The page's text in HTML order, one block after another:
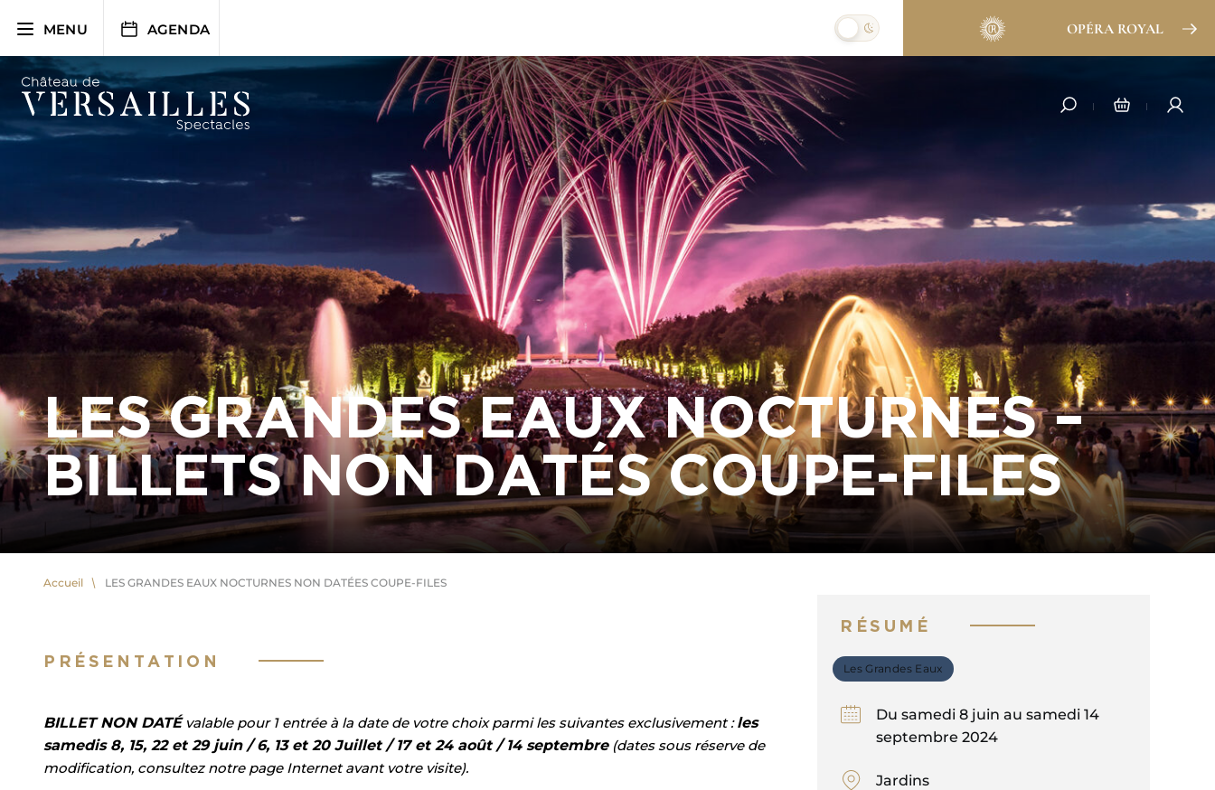
MENU AGENDA OPÉRA ROYAL
LES GRANDES EAUX NOCTURNES –
BILLETS NON DATÉS COUPE-FILES
Accueil LES GRANDES EAUX NOCTURNES NON DATÉES COUPE-FILES
PRÉSENTATION
BILLET NON DATÉvalable pour 1 entrée à la date de votre choix parmi les suivantes exclusivement :les
samedis 8, 15, 22 et 29 juin / 6, 13 et 20 Juillet / 17 et 24 août / 14 septembre(dates sous réserve de
modification, consultez notre page Internet avant votre visite).
RÉSUMÉ
Les Grandes Eaux
Du samedi 8 juin au samedi 14
septembre 2024
Jardins